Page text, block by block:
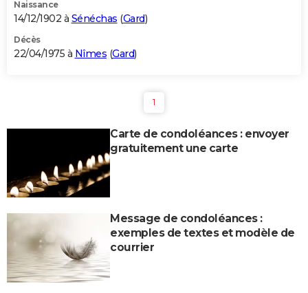
Naissance
14/12/1902 à Sénéchas (Gard)
Décès
22/04/1975 à Nîmes (Gard)
1
Carte de condoléances : envoyer
gratuitement une carte
Message de condoléances :
exemples de textes et modèle de
courrier